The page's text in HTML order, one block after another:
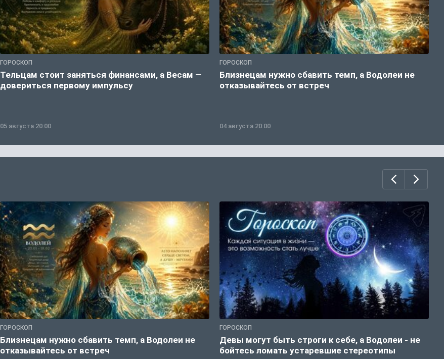
ГОРОСКОП
Тельцам стоит заняться финансами, а Весам —
довериться первому импульсу
05 августа 20:00
ГОРОСКОП
Близнецам нужно сбавить темп, а Водолеи не
отказывайтесь от встреч
04 августа 20:00
ГОРОСКОП
Близнецам нужно сбавить темп, а Водолеи не
отказывайтесь от встреч
ГОРОСКОП
Девы могут быть строги к себе, а Водолеи - не
бойтесь ломать устаревшие стереотипы